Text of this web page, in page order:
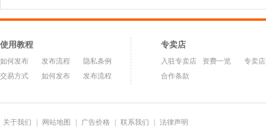
使用教程
如何发布 发布流程
隐私条例
交易方式
如何发布 发布流程
专卖店
入驻专卖店 资费一览
专卖
合作条款
关于我们 网站地图 广告价格 联系我们
法律声明